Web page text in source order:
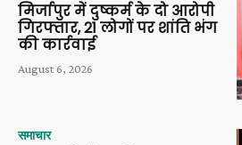
मिर्जापुर में दुष्कर्म के दो आरोपी
गिरफ्तार, 21 लोगों पर शांति भंग
की कार्रवाई
August 6, 2026
समाचार